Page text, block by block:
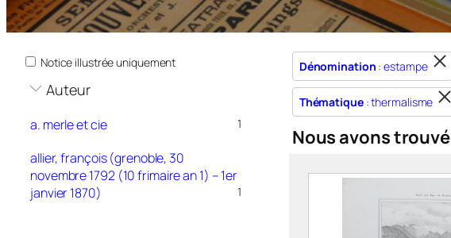
Notice illustrée uniquement
Auteur
a. merle et cie 1
allier, françois (grenoble, 30
novembre 1792 (10 frimaire an 1) – 1er
janvier 1870)
1
Dénomination : estampe
Thématique: thermalisme
Nous avons trouvé